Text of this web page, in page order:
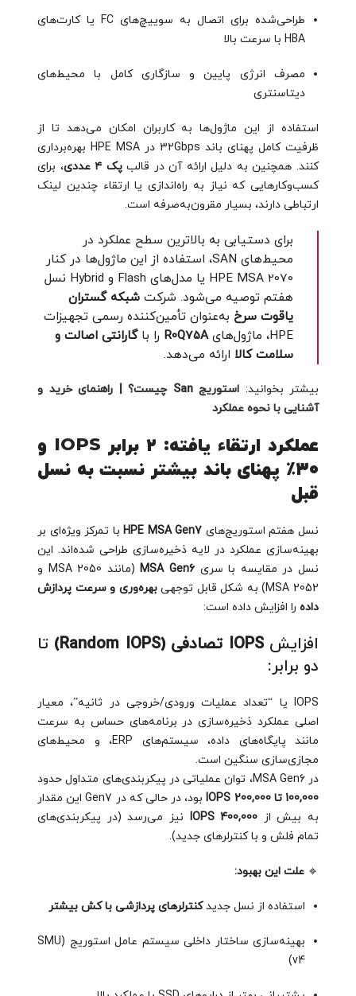
طراحی‌شده برای اتصال به سوییچ‌های FC یا کارت‌های
HBA با سرعت بالا
مصرف انرژی پایین و سازگاری کامل با محیط‌های
دیتاسنتری
استفاده از این ماژول‌ها به کاربران امکان می‌دهد تا از
ظرفیت کامل پهنای باند 32Gbps در HPE MSA بهره‌برداری
کنند. همچنین به دلیل ارائه آن در قالبپک ۴ عددی
، برای
کسب‌وکارهایی که نیاز به راه‌اندازی یا ارتقاء چندین لینک
ارتباطی دارند، بسیار مقرون‌به‌صرفه است.
برای دستیابی به بالاترین سطح عملکرد در
محیط‌های SAN، استفاده از این ماژول‌ها در کنار
HPE MSA 2070 یا مدل‌های Flash و Hybrid نسل
هفتم توصیه می‌شود. شرکت شبکه گستران
یاقوت سرخ به‌عنوان تأمین‌کننده رسمی تجهیزات
HPE، ماژول‌های
R0Q75A را باگارانتی اصالت و
سلامت کالا ارائه می‌دهد.
بیشتر بخوانید:
استوریج San چیست؟ | راهنمای خرید و
آشنایی با نحوه عملکرد
عملکرد ارتقاء یافته: ۲ برابر IOPS و
۳۰٪ پهنای باند بیشتر نسبت به نسل
قبل
نسل هفتم استوریج‌های HPE MSA Gen7با تمرکز ویژه‌ای بر
بهینه‌سازی عملکرد در لایه ذخیره‌سازی طراحی شده‌اند. این
نسل در مقایسه با سری MSA Gen6
(مانند MSA 2050 و
MSA 2052) به شکل قابل توجهی
بهره‌وری و سرعت پردازش
داده را افزایش داده است:
افزایشIOPS تصادفی (Random IOPS)
تا
دو برابر:
IOPS یا “تعداد عملیات ورودی/خروجی در ثانیه”، معیار
اصلی عملکرد ذخیره‌سازی در برنامه‌های حساس به سرعت
مانند پایگاه‌های داده، سیستم‌های ERP، و محیط‌های
مجازی‌سازی سنگین است.
در MSA Gen6، توان عملیاتی در پیکربندی‌های متداول حدود
100,000 تا 200,000 IOPS
بود، در حالی که در Gen7 این مقدار
به بیش از 400,000 IOPS
نیز می‌رسد (در پیکربندی‌های
تمام فلش و با کنترلرهای جدید).
🔹 علت این بهبود:
استفاده از نسل جدیدکنترلرهای پردازشی با کش بیشتر
بهینه‌سازی ساختار داخلی سیستم عامل استوریج (SMU
v4)